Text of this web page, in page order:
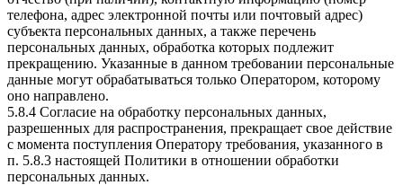
телефона, адрес электронной почты или почтовый адрес)
субъекта персональных данных, а также перечень
персональных данных, обработка которых подлежит
прекращению. Указанные в данном требовании персональные
данные могут обрабатываться только Оператором, которому
оно направлено.
5.8.4 Согласие на обработку персональных данных,
разрешенных для распространения, прекращает свое действие
с момента поступления Оператору требования, указанного в
п. 5.8.3 настоящей Политики в отношении обработки
персональных данных.